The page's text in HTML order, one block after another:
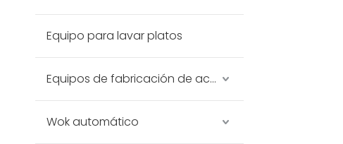
Equipo para lavar platos
Equipos de fabricación de acero inoxidable
Wok automático